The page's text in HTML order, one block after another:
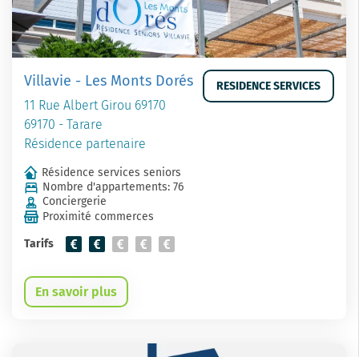
Villavie - Les Monts Dorés
11 Rue Albert Girou 69170
69170 - Tarare
Résidence partenaire
RESIDENCE SERVICES
Résidence services seniors
Nombre d'appartements: 76
Conciergerie
Proximité commerces
Tarifs
En savoir plus